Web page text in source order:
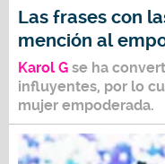
Las frases con
mención al
Karol G se ha
influyentes, por lo
mujer empoderada.